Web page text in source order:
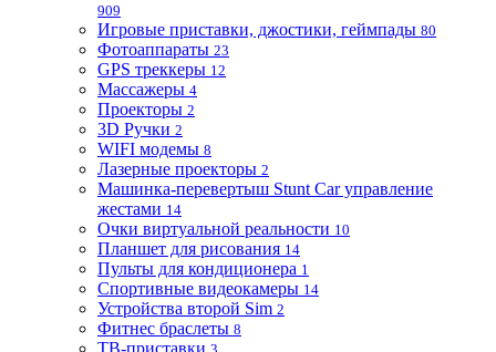
909
Игровые приставки, джостики, геймпады 80
Фотоаппараты 23
GPS треккеры 12
Массажеры 4
Проекторы 2
3D Ручки 2
WIFI модемы 8
Лазерные проекторы 2
Машинка-перевертыш Stunt Car управление
жестами 14
Очки виртуальной реальности 10
Планшет для рисования 14
Пульты для кондиционера 1
Спортивные видеокамеры 14
Устройства второй Sim 2
Фитнес браслеты 8
ТВ-приставки